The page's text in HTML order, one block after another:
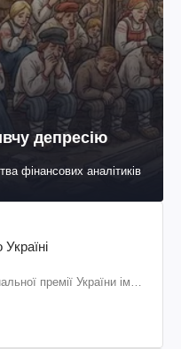
депресію
фінансових аналітиків
премії України ім.